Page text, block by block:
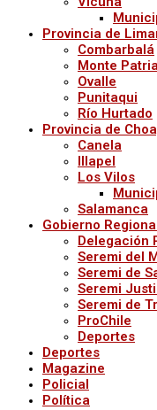
Provincia de
Combarbalá
Monte
Ovalle
Punitaqui
Río Hurtado
Provincia de
Canela
Illapel
Los Vilos
Salamanca
Gobierno
Delegación
Seremi del
Seremi de
Seremi
Seremi de
ProChile
Deportes
Deportes
Magazine
Policial
Política